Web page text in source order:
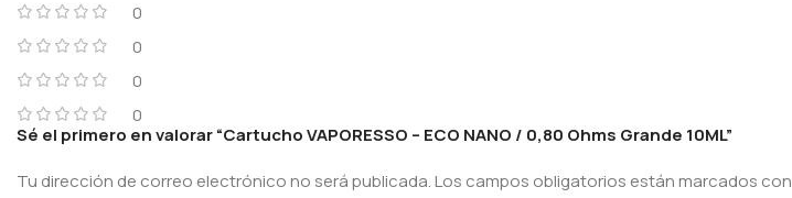
0
0
0
0
Sé el primero en valorar “Cartucho VAPORESSO – ECO NANO / 0,80 Ohms Grande 10ML”
Tu dirección de correo electrónico no será publicada.Los campos obligatorios están marcados con